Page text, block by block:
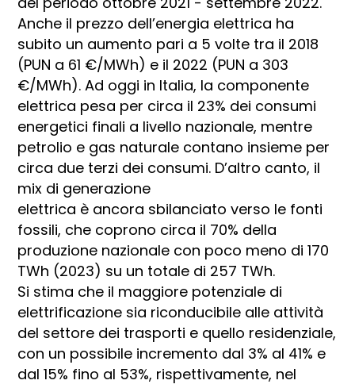
Anche il prezzo dell’energia elettrica ha
subito un aumento pari a 5 volte tra il 2018
(PUN a 61 €/MWh) e il 2022 (PUN a 303
€/MWh). Ad oggi in Italia, la componente
elettrica pesa per circa il 23% dei consumi
energetici finali a livello nazionale, mentre
petrolio e gas naturale contano insieme per
circa due terzi dei consumi. D’altro canto, il
mix di generazione
elettrica è ancora sbilanciato verso le fonti
fossili, che coprono circa il 70% della
produzione nazionale con poco meno di 170
TWh (2023) su un totale di 257 TWh.
Si stima che il maggiore potenziale di
elettrificazione sia riconducibile alle attività
del settore dei trasporti e quello residenziale,
con un possibile incremento dal 3% al 41% e
dal 15% fino al 53%, rispettivamente, nel